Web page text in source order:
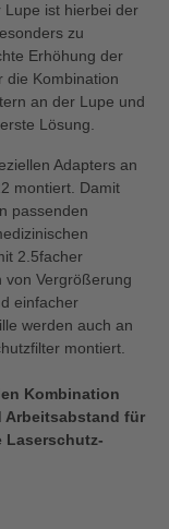
Lupe ist hierbei der
zu
Erhöhung der
die Kombination
an der Lupe und
Lösung.
Adapters an
montiert. Damit
passenden
2.5facher
von Vergrößerung
einfacher
werden auch an
montiert.
Kombination
Arbeitsabstand für
Laserschutz-